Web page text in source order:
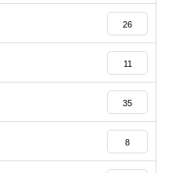
26
11
35
8